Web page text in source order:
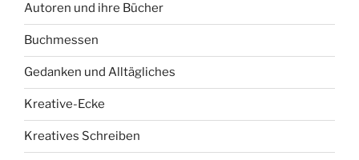
Autoren und ihre Bücher
Buchmessen
Gedanken und Alltägliches
Kreative-Ecke
Kreatives Schreiben